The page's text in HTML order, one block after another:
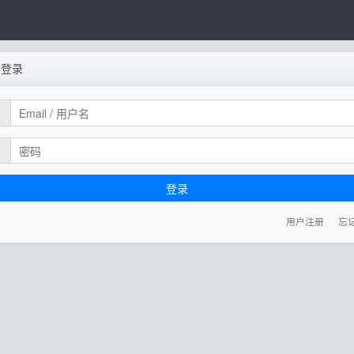
录
登录
用户注册 忘